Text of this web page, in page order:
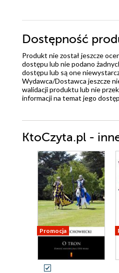
Dostępność
Produkt nie został jeszcze
dostępu lub nie podano
dostępu lub są one
Wydawca/Dostawca jeszcze
walidacji produktu lub nie
informacji na temat jego
KtoCzyta.pl -
Promocja